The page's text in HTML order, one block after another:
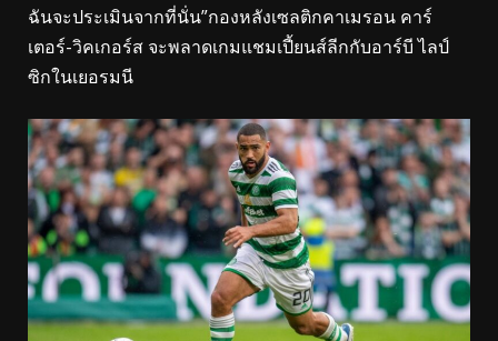
ฉันจะประเมินจากที่นั่น”กองหลังเซลติกคาเมรอน คาร์
เตอร์-วิคเกอร์ส จะพลาดเกมแชมเปี้ยนส์ลีกกับอาร์บี ไลป์
ซิกในเยอรมนี